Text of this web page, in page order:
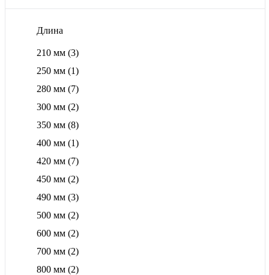
Длина
210 мм (3)
250 мм (1)
280 мм (7)
300 мм (2)
350 мм (8)
400 мм (1)
420 мм (7)
450 мм (2)
490 мм (3)
500 мм (2)
600 мм (2)
700 мм (2)
800 мм (2)